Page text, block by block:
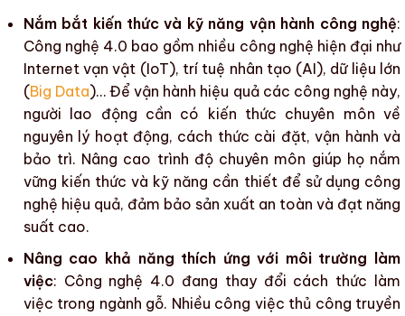
Nắm bắt kiến thức và kỹ năng vận hành công nghệ:
Công nghệ 4.0 bao gồm nhiều công nghệ hiện đại như
Internet vạn vật (IoT), trí tuệ nhân tạo (AI), dữ liệu lớn
(Big Data)… Để vận hành hiệu quả các công nghệ này,
người lao động cần có kiến thức chuyên môn về
nguyên lý hoạt động, cách thức cài đặt, vận hành và
bảo trì. Nâng cao trình độ chuyên môn giúp họ nắm
vững kiến thức và kỹ năng cần thiết để sử dụng công
nghệ hiệu quả, đảm bảo sản xuất an toàn và đạt năng
suất cao.
Nâng cao khả năng thích ứng với môi trường làm
việc: Công nghệ 4.0 đang thay đổi cách thức làm
việc trong ngành gỗ. Nhiều công việc thủ công truyền